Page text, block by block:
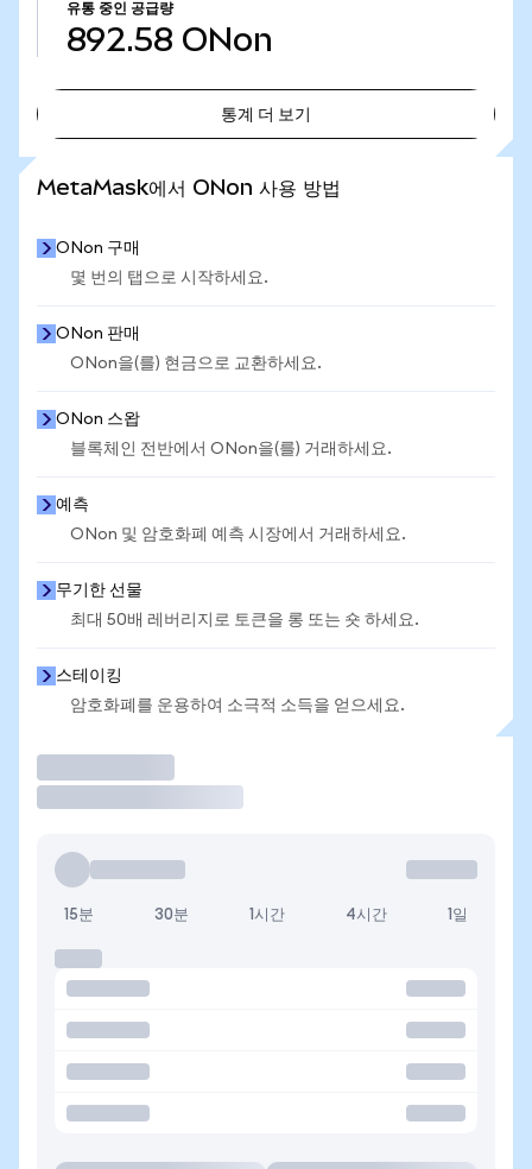
유통 중인 공급량
892.58 ONon
통계 더 보기
MetaMask에서 ONon 사용 방법
ONon 구매
몇 번의 탭으로 시작하세요.
ONon 판매
ONon을(를) 현금으로 교환하세요.
ONon 스왑
블록체인 전반에서 ONon을(를) 거래하세요.
예측
ONon 및 암호화폐 예측 시장에서 거래하세요.
무기한 선물
최대 50배 레버리지로 토큰을 롱 또는 숏 하세요.
스테이킹
암호화폐를 운용하여 소극적 소득을 얻으세요.
15분 30분 1시간 4시간 1일